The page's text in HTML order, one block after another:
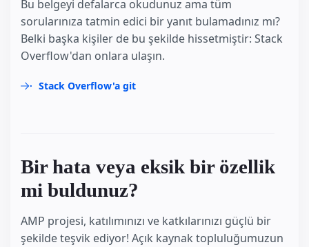
Bu belgeyi defalarca okudunuz ama tüm
sorularınıza tatmin edici bir yanıt bulamadınız mı?
Belki başka kişiler de bu şekilde hissetmiştir: Stack
Overflow'dan onlara ulaşın.
Stack Overflow'a git
Bir hata veya eksik bir özellik
mi buldunuz?
AMP projesi, katılımınızı ve katkılarınızı güçlü bir
şekilde teşvik ediyor! Açık kaynak topluluğumuzun